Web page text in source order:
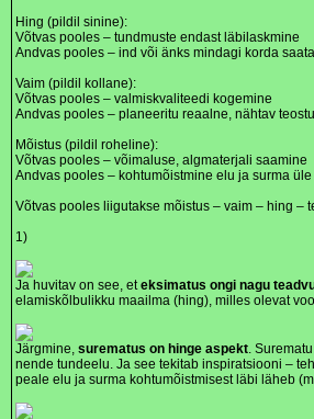
Hing (pildil sinine):
Võtvas pooles – tundmuste endast läbilaskmine
Andvas pooles – ind või änks mindagi korda
Vaim (pildil kollane):
Võtvas pooles – valmiskvaliteedi kogemine
Andvas pooles – planeeritu reaalne, nähtav
Mõistus (pildil roheline):
Võtvas pooles – võimaluse, algmaterjali saamine
Andvas pooles – kohtumõistmine elu ja surma üle
Võtvas pooles liigutakse mõistus – vaim – hing –
1)
Ja huvitav on see, eteksimatus ongi nagu
elamiskõlbulikku maailma (hing), milles olevat
Järgmine, surematus on hinge aspekt.
nende tundeelu. Ja see tekitab inspiratsiooni –
peale elu ja surma kohtumõistmisest läbi läheb